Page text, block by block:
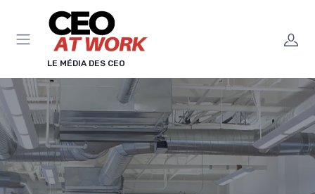
LE MÉDIA DES CEO
Panneau de gestion des cookies